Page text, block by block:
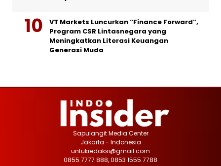
VT Markets Luncurkan “Finance Forward”,
Program CSR Lintasnegara yang
Meningkatkan Literasi Keuangan
Generasi Muda
Sapulangit Media Center
Jakarta - Indonesia
untukredaksi@gmail.com
0855 7777 888, 0853 1555 7788